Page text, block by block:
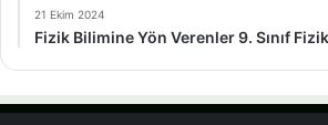
21 Ekim 2024
Fizik Bilimine Yön Verenler 9. Sınıf